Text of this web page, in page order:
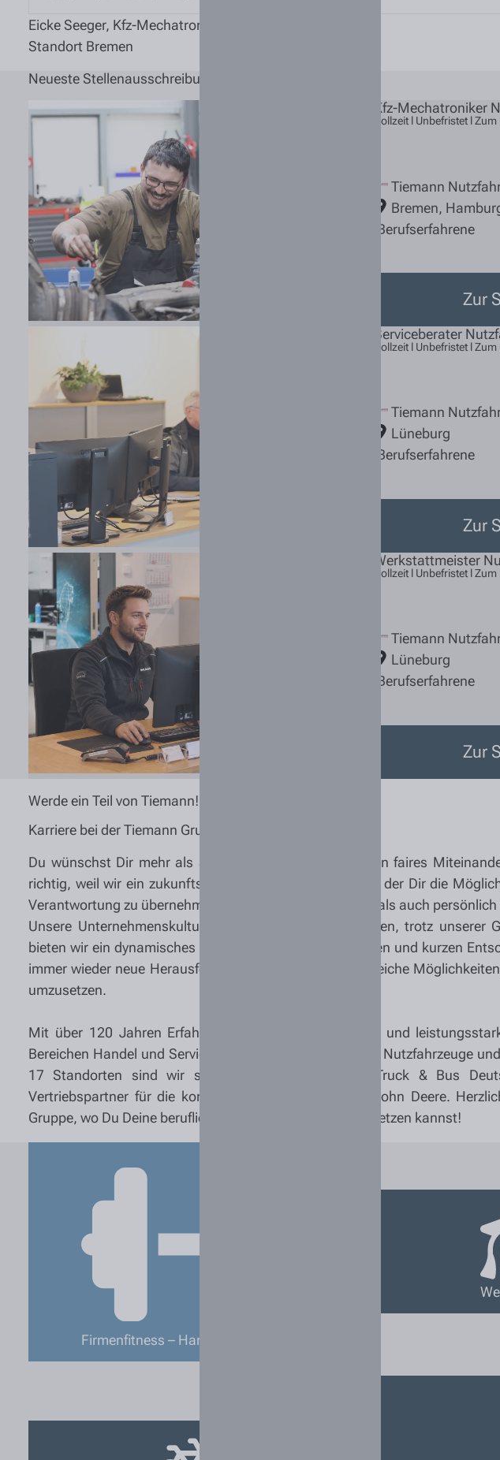
Eicke Seeger, Kfz-Mechatroniker
Standort Bremen
Neueste Stellenausschreibungen
Kfz-Mechatroniker
Vollzeit l Unbefristet l
Tiemann
Bremen,
Berufserfahrene
Zur
Serviceberater
Vollzeit l Unbefristet l
Tiemann
Lüneburg
Berufserfahrene
Zur
Werkstattmeister
Vollzeit l Unbefristet l
Tiemann
Lüneburg
Berufserfahrene
Zur
Werde ein Teil von Tiemann!
Karriere bei der Tiemann Gruppe
Du wünschst Dir mehr als attraktive Konditionen und ein faires
richtig, weil wir ein zukunftsorientierter Arbeitgeber sind, der Dir die
Verantwortung zu übernehmen und Dich sowohl fachlich als auch
Unsere Unternehmenskultur basiert auf familiären Werten, trotz unserer
bieten wir ein dynamisches Umfeld mit flachen Hierarchien und kurzen
immer wieder neue Herausforderungen und es gibt zahlreiche
umzusetzen.
Mit über 120 Jahren Erfahrung sind wir eine etablierte und
Bereichen Handel und Service sowie Dienstleistungen für Nutzfahrzeuge
17 Standorten sind wir stolzer Vertreter der MAN Truck & Bus
Vertriebspartner für die komplette Produktpalette von John Deere.
Gruppe, wo Du Deine berufliche Reise beginnen oder fortsetzen kannst!
Firmenfitness – Hansefit & Wellpass